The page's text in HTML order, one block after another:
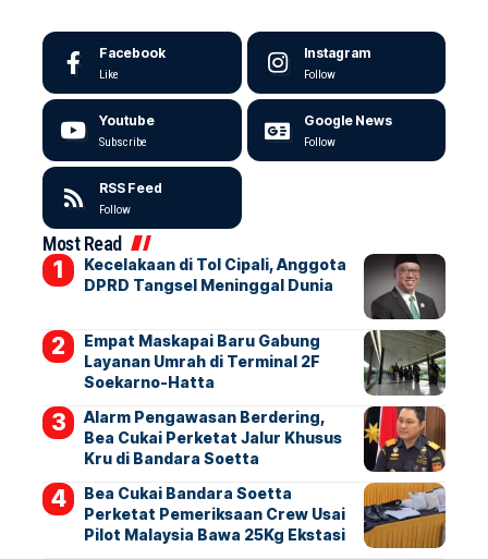
Facebook
Like
Instagram
Follow
Youtube
Subscribe
Google News
Follow
RSS Feed
Follow
Most Read
Kecelakaan di Tol Cipali, Anggota
DPRD Tangsel Meninggal Dunia
Empat Maskapai Baru Gabung
Layanan Umrah di Terminal 2F
Soekarno-Hatta
Alarm Pengawasan Berdering,
Bea Cukai Perketat Jalur Khusus
Kru di Bandara Soetta
Bea Cukai Bandara Soetta
Perketat Pemeriksaan Crew Usai
Pilot Malaysia Bawa 25Kg Ekstasi